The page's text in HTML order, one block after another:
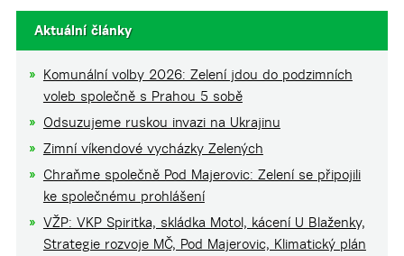
Aktuální články
Komunální volby 2026: Zelení jdou do podzimních
voleb společně s Prahou 5 sobě
Odsuzujeme ruskou invazi na Ukrajinu
Zimní víkendové vycházky Zelených
Chraňme společně Pod Majerovic: Zelení se připojili
ke společnému prohlášení
VŽP: VKP Spiritka, skládka Motol, kácení U Blaženky,
Strategie rozvoje MČ, Pod Majerovic, Klimatický plán